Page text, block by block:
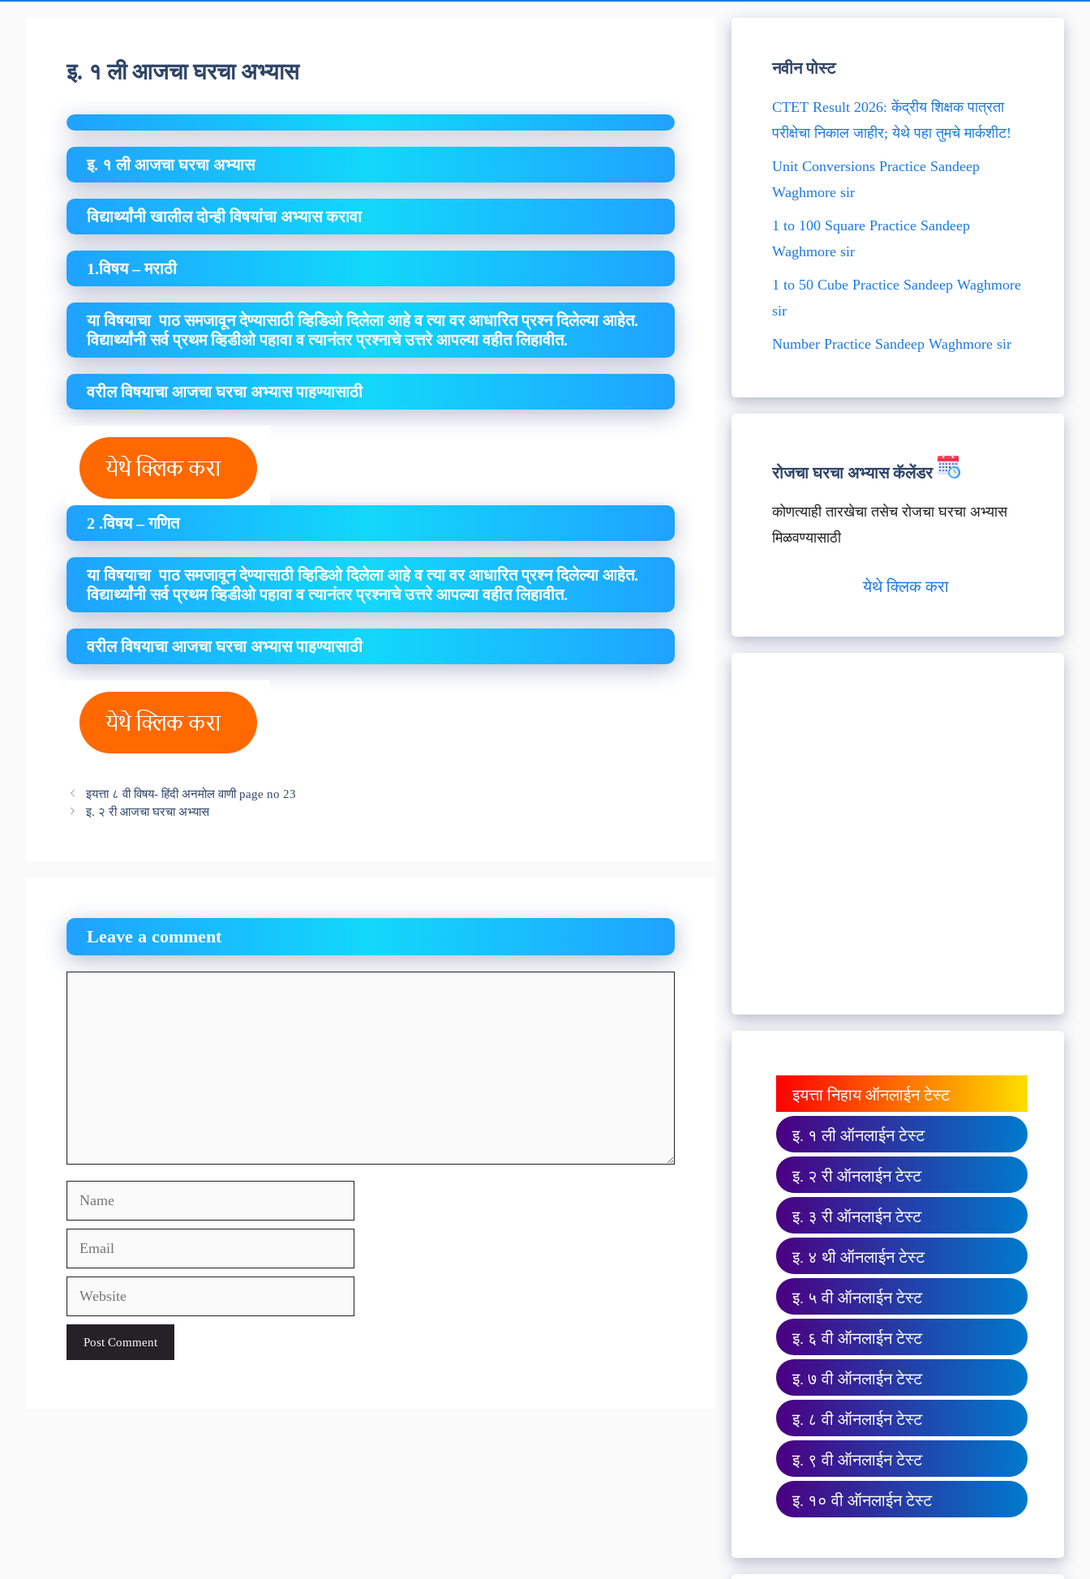
इ. १ ली आजचा घरचा अभ्यास
इ. १ ली आजचा घरचा अभ्यास
विद्यार्थ्यांनी खालील दोन्ही विषयांचा अभ्यास करावा
1.विषय – मराठी
या विषयाचा पाठ समजावून देण्यासाठी व्हिडिओ दिलेला आहे व त्या वर आधारित प्रश्न दिलेल्या आहेत.
विद्यार्थ्यांनी सर्व प्रथम व्हिडीओ पहावा व त्यानंतर प्रश्नाचे उत्तरे आपल्या वहीत लिहावीत.
वरील विषयाचा आजचा घरचा अभ्यास पाहण्यासाठी
2 .विषय – गणित
या विषयाचा पाठ समजावून देण्यासाठी व्हिडिओ दिलेला आहे व त्या वर आधारित प्रश्न दिलेल्या आहेत.
विद्यार्थ्यांनी सर्व प्रथम व्हिडीओ पहावा व त्यानंतर प्रश्नाचे उत्तरे आपल्या वहीत लिहावीत.
वरील विषयाचा आजचा घरचा अभ्यास पाहण्यासाठी
इयत्ता ८ वी विषय- हिंदी अनमोल वाणी page no 23
इ. २ री आजचा घरचा अभ्यास
Leave a comment
Name
Email
Website
नवीन पोस्ट
CTET Result 2026: केंद्रीय शिक्षक पात्रता
परीक्षेचा निकाल जाहीर; येथे पहा तुमचे मार्कशीट!
Unit Conversions Practice Sandeep
Waghmore sir
1 to 100 Square Practice Sandeep
Waghmore sir
1 to 50 Cube Practice Sandeep Waghmore
sir
Number Practice Sandeep Waghmore sir
रोजचा घरचा अभ्यास कॅलेंडर
कोणत्याही तारखेचा तसेच रोजचा घरचा अभ्यास
मिळवण्यासाठी
येथे क्लिक करा
इयत्ता निहाय ऑनलाईन टेस्ट
इ. १ ली ऑनलाईन टेस्ट
इ. २ री ऑनलाईन टेस्ट
इ. ३ री ऑनलाईन टेस्ट
इ. ४ थी ऑनलाईन टेस्ट
इ. ५ वी ऑनलाईन टेस्ट
इ. ६ वी ऑनलाईन टेस्ट
इ. ७ वी ऑनलाईन टेस्ट
इ. ८ वी ऑनलाईन टेस्ट
इ. ९ वी ऑनलाईन टेस्ट
इ. १० वी ऑनलाईन टेस्ट